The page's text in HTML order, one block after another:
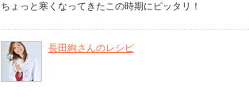
ちょっと寒くなってきたこの時期にピッタリ！
長田絢さんのレシピ